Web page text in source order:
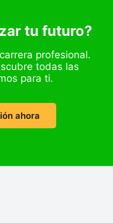
tu futuro?
profesional.
todas las
para ti.
ahora